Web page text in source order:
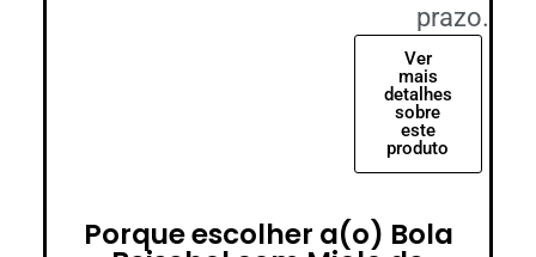
prazo.
Ver
mais
detalhes
sobre
este
produto
Porque escolher a(o) Bola